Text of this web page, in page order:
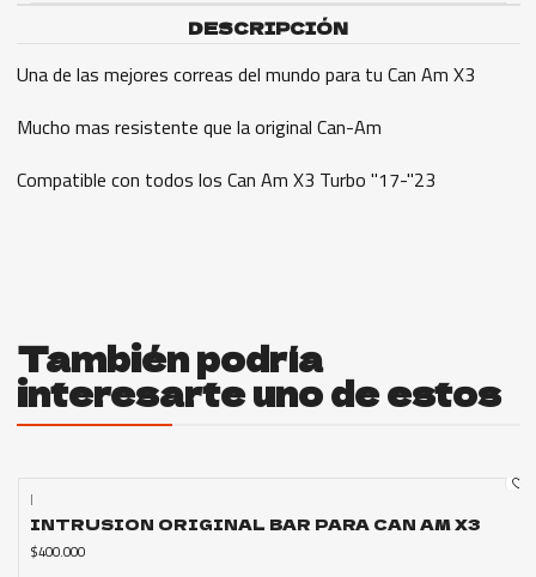
DESCRIPCIÓN
Una de las mejores correas del mundo para tu Can Am X3
Mucho mas resistente que la original Can-Am
Compatible con todos los Can Am X3 Turbo "17-"23
También podría
interesarte uno de estos
|
INTRUSION ORIGINAL BAR PARA CAN AM X3
$400.000